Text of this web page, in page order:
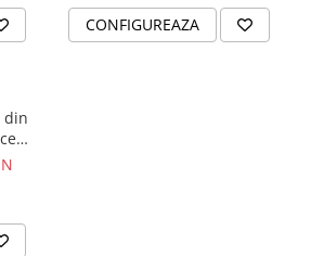
CONFIGUREAZA
din